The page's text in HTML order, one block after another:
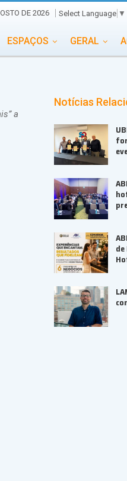
DE 2026 Select Language ▼
ESPAÇOS GERAL
PORTAL EVENTOS
a
Notícias